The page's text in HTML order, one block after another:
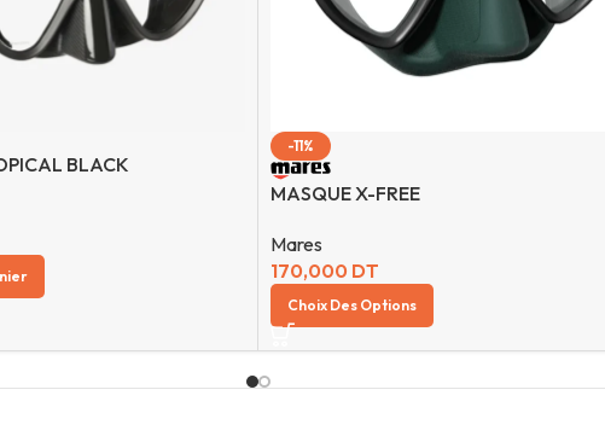
BLACK
-11%
MASQUE X-FREE
Mares
170,000 DT
Choix Des Options